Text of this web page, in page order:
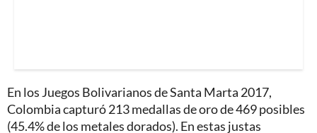
En los Juegos Bolivarianos de Santa Marta 2017,
Colombia capturó 213 medallas de oro de 469 posibles
(45.4% de los metales dorados). En estas justas